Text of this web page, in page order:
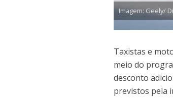
Imagem: Geely/
Taxistas e
meio do
desconto
previstos pela